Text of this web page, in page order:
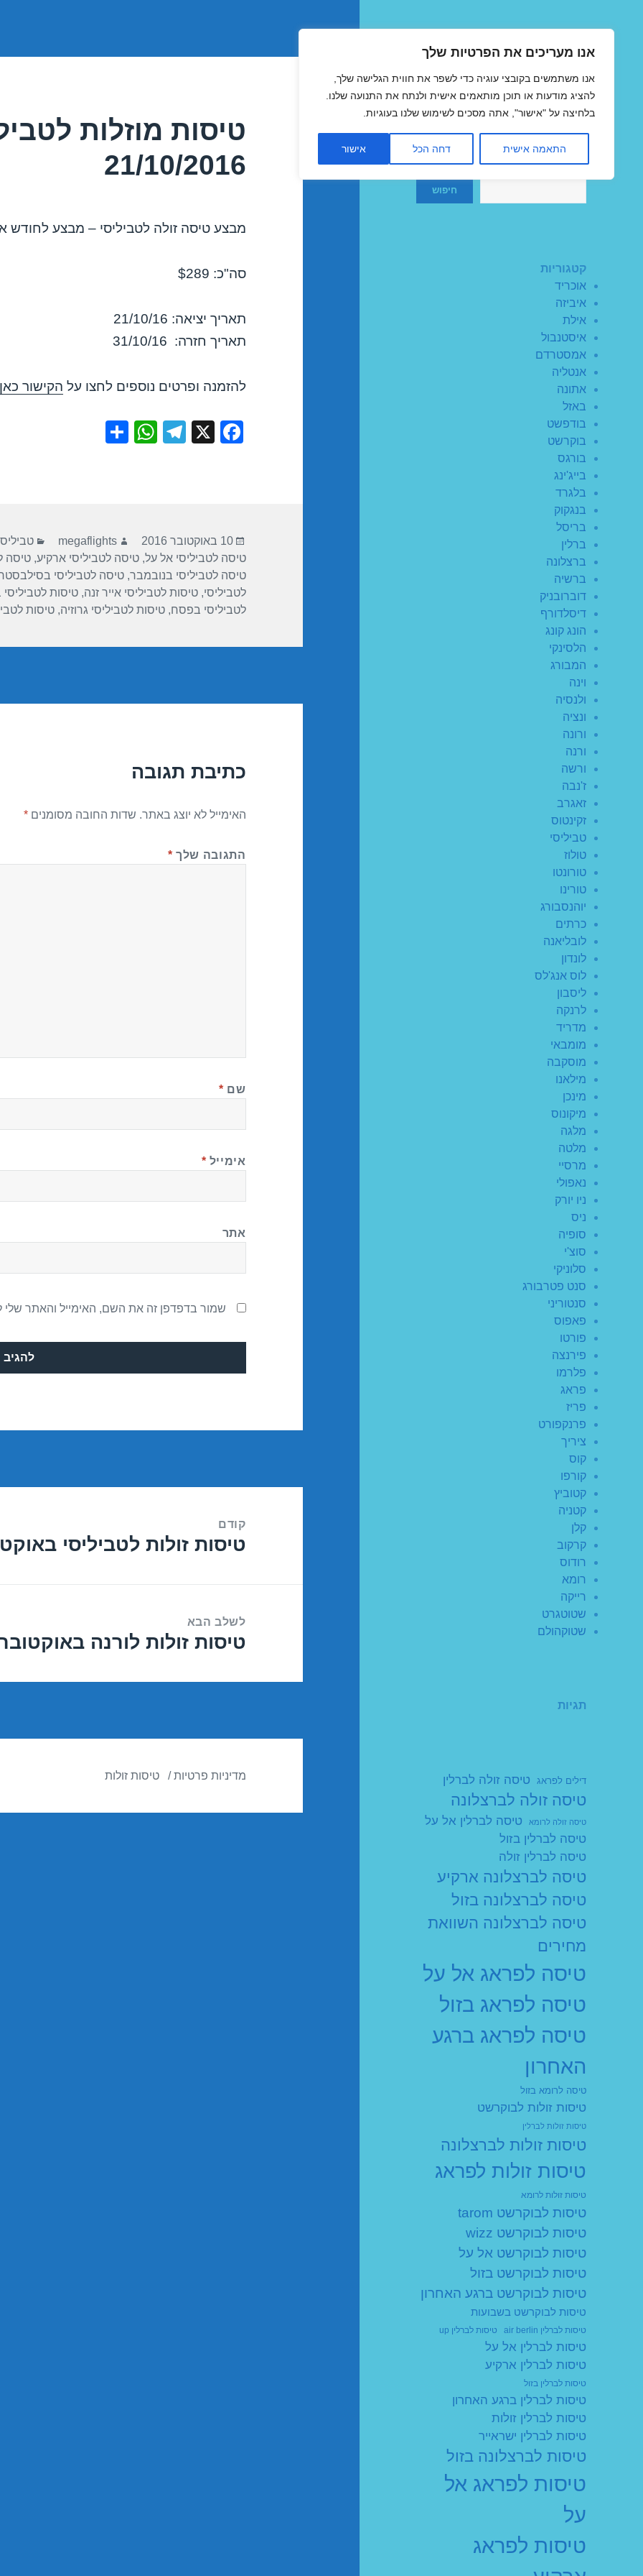
אנו מעריכים את הפרטיות שלך
אנו משתמשים בקובצי עוגיה כדי לשפר את חווית הגלישה שלך,
להציג מודעות או תוכן מותאמים אישית ולנתח את התנועה שלנו.
בלחיצה על "אישור", אתה מסכים לשימוש שלנו בעוגיות.
התאמה אישית דחה הכל אישור
MegaFlights טיסות מוזלות
חיפוש
חיפוש
קטגוריות
אוכריד
איביזה
אילת
איסטנבול
אמסטרדם
אנטליה
אתונה
באזל
בודפשט
בוקרשט
בורגס
בייג'ינג
בלגרד
בנגקוק
בריסל
ברלין
ברצלונה
ברשיה
דוברובניק
דיסלדורף
הונג קונג
הלסינקי
המבורג
וינה
ולנסיה
ונציה
ורונה
ורנה
ורשה
ז'נבה
זאגרב
זקינטוס
טביליסי
טולוז
טורונטו
טורינו
יוהנסבורג
כרתים
לובליאנה
לונדון
לוס אנג'לס
ליסבון
לרנקה
מדריד
מומבאי
מוסקבה
מילאנו
מינכן
מיקונוס
מלגה
מלטה
מרסיי
נאפולי
ניו יורק
ניס
סופיה
סוצ'י
סלוניקי
סנט פטרבורג
סנטוריני
פאפוס
פורטו
פירנצה
פלרמו
פראג
פריז
פרנקפורט
ציריך
קוס
קורפו
קטוביץ
קטניה
קלן
קרקוב
רודוס
רומא
רייקה
שטוטגרט
שטוקהולם
תגיות
דילים לפראג טיסה זולה לברלין
טיסה זולה לברצלונה
טיסה זולה לרומא
טיסה לברלין אל על
טיסה לברלין בזול
טיסה לברלין זולה
טיסה לברצלונה ארקיע
טיסה לברצלונה בזול
טיסה לברצלונה השוואת
מחירים
טיסה לפראג אל על
טיסה לפראג בזול
טיסה לפראג ברגע
האחרון
טיסה לרומא בזול
טיסות זולות לבוקרשט
טיסות זולות לברלין
טיסות זולות לברצלונה
טיסות זולות לפראג
טיסות זולות לרומא
טיסות לבוקרשט tarom
טיסות לבוקרשט wizz
טיסות לבוקרשט אל על
טיסות לבוקרשט בזול
טיסות לבוקרשט ברגע האחרון
טיסות לבוקרשט בשבועות
טיסות לברלין air berlin טיסות לברלין up
טיסות לברלין אל על
טיסות לברלין ארקיע
טיסות לברלין בזול
טיסות לברלין ברגע האחרון
טיסות לברלין זולות
טיסות לברלין ישראייר
טיסות לברצלונה בזול
טיסות לפראג אל
על
טיסות לפראג
טיסות מוזלות
21/10/2016
מבצע טיסה זולה לטביליסי – מבצע לחודש
סה"כ: $289
תאריך יציאה: 21/10/16
תאריך חזרה: 31/10/16
להזמנה ופרטים נוספים לחצו על הקישור
F
o
o
k
X
T
m
W
p
p
פורסם
בתאריך
10 באוקטובר 2016 מחבר
megaflights
טיסה לטביליסי אל על,טיסה לטביליסי ארקיע,טיסה
טיסה לטביליסי בנובמבר,טיסה לטביליסי
לטביליסי,טיסות לטביליסי אייר זנה,טיסות
לטביליסי בפסח,טיסות לטביליסי גרוזיה,טיסות
כתיבת תגובה
האימייל לא יוצג באתר. שדות החובה מסומנים*
התגובה שלך *
שם *
אימייל *
אתר
שמור בדפדפן זה את השם, האימייל והאתר
קודם
הפוסט
טיסות זולות לטביליסי באוקטובר 13/
לשלב הבא
הפוסט
טיסות זולות לורנה באוקטובר 11/10/
מדיניות פרטיות טיסות זולות